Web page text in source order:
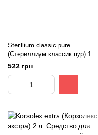
Sterillium classic pure
(Стериллиум классик пур) 1л.
Дезинфицирующее средство
для кожи рук.
522 грн